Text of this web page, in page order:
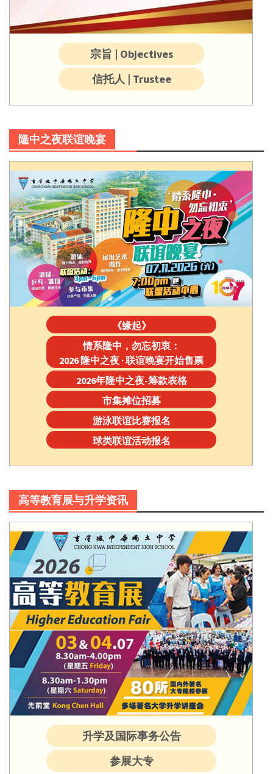
宗旨 | Objectives
信托人 | Trustee
隆中之夜联谊晚宴
《缘起》
情系隆中，勿忘初衷：
2026 隆中之夜 · 联谊晚宴开始售票
2026年隆中之夜-筹款表格
市集摊位招募
游泳联谊比赛报名
球类联谊活动报名
高等教育展与升学资讯
升学及国际事务公告
参展大专